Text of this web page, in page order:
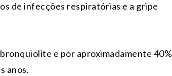
de infecções respiratórias e a gripe
e por aproximadamente 40%
anos.